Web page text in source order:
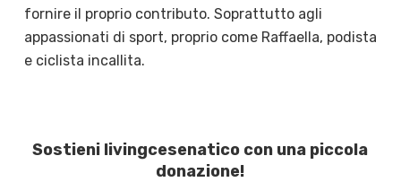
fornire il proprio contributo. Soprattutto agli
appassionati di sport, proprio come Raffaella, podista
e ciclista incallita.
Sostieni livingcesenatico con una piccola
donazione!